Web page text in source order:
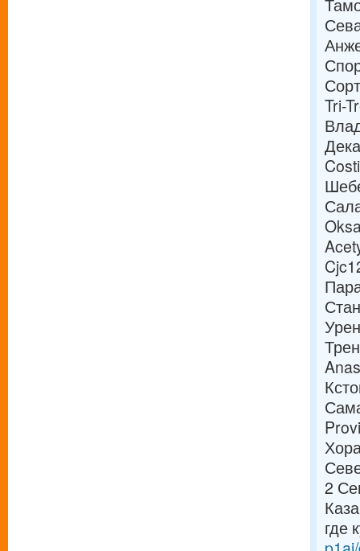
Tri-
2
где